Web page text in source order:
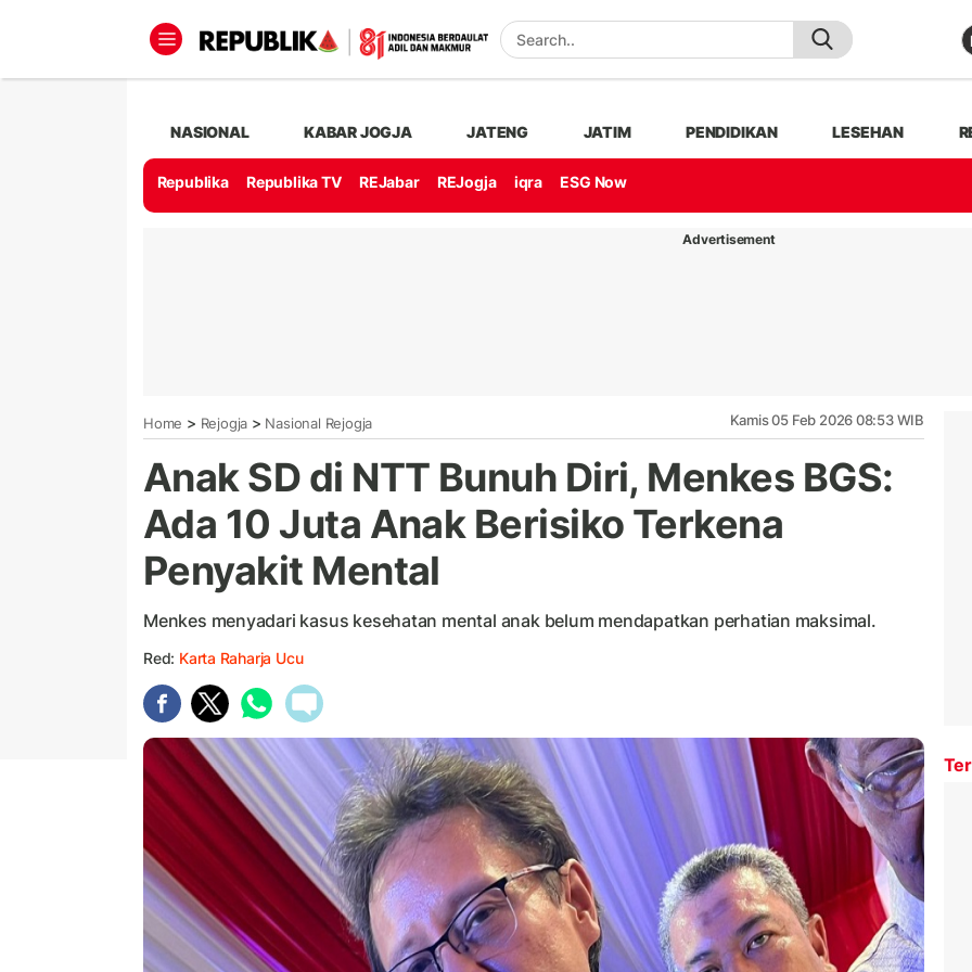
NASIONAL KABAR JOGJA JATENG JATIM PENDIDIKAN LESEHAN
Republika Republika TV REJabar REJogja iqra ESG Now
Advertisement
Home > Rejogja > Nasional Rejogja Kamis 05 Feb 2026 08:53 WIB
Anak SD di NTT Bunuh Diri, Menkes BGS:
Ada 10 Juta Anak Berisiko Terkena
Penyakit Mental
Menkes menyadari kasus kesehatan mental anak belum mendapatkan perhatian maksimal.
Red: Karta Raharja Ucu